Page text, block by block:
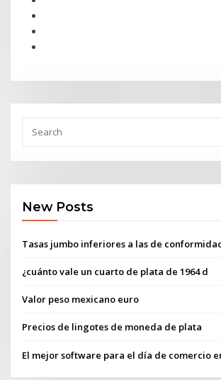
New Posts
Tasas jumbo inferiores a las de
¿cuánto vale un cuarto de plata de 1964 d
Valor peso mexicano euro
Precios de lingotes de moneda de plata
El mejor software para el día de comercio